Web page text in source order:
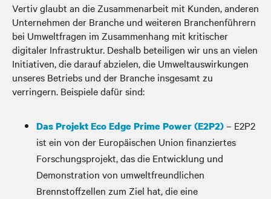
Vertiv glaubt an die Zusammenarbeit mit Kunden, anderen
Unternehmen der Branche und weiteren Branchenführern
bei Umweltfragen im Zusammenhang mit kritischer
digitaler Infrastruktur. Deshalb beteiligen wir uns an vielen
Initiativen, die darauf abzielen, die Umweltauswirkungen
unseres Betriebs und der Branche insgesamt zu
verringern. Beispiele dafür sind:
Das Projekt Eco Edge Prime Power (E2P2)– E2P2
ist ein von der Europäischen Union finanziertes
Forschungsprojekt, das die Entwicklung und
Demonstration von umweltfreundlichen
Brennstoffzellen zum Ziel hat, die eine